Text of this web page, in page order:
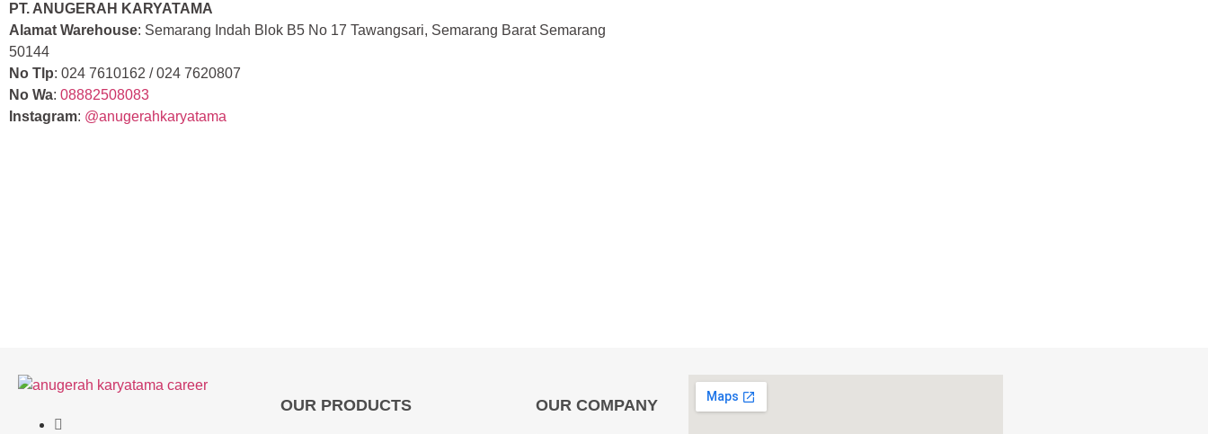
PT. ANUGERAH KARYATAMA
Alamat Warehouse: Semarang Indah Blok B5 No 17 Tawangsari, Semarang Barat Semarang
50144
No Tlp: 024 7610162 / 024 7620807
No Wa: 08882508083
Instagram: @anugerahkaryatama
OUR PRODUCTS OUR COMPANY